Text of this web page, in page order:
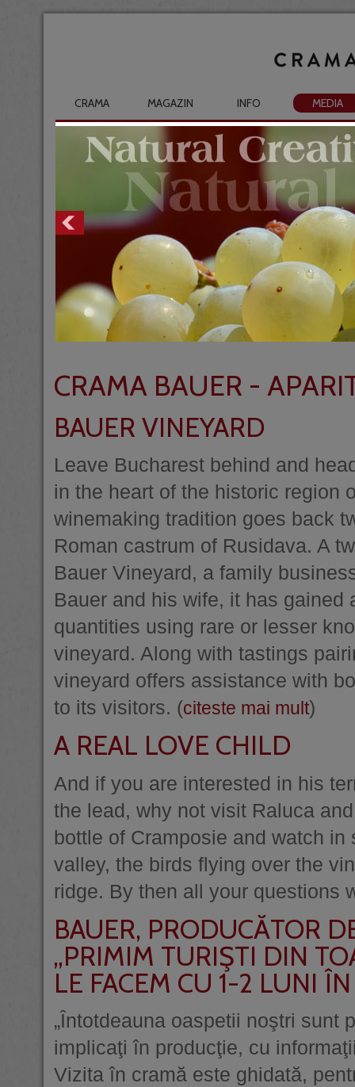
CRAMA MAGAZIN INFO MEDIA
CRAMA BAUER -
BAUER VINEYARD
Leave Bucharest behind and
in the heart of the historic region
winemaking tradition goes back
Roman castrum of Rusidava. A
Bauer Vineyard, a family
Bauer and his wife, it has
quantities using rare or lesser
vineyard. Along with tastings
vineyard offers assistance with
to its visitors. (citeste mai mult)
A REAL LOVE CHILD
And if you are interested in his
the lead, why not visit Raluca
bottle of Cramposie and watch
valley, the birds flying over the
ridge. By then all your questions
BAUER, PRODUCĂTOR
„PRIMIM TURIŞTI DIN
LE FACEM CU 1-2 LUNI
„Întotdeauna oaspetii noştri sunt
implicaţi în producţie, cu
Vizita în cramă este ghi­dată,